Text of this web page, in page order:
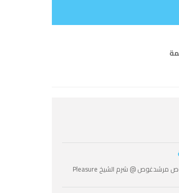
مرشدغوص مرشدغوص مرشدغوص @ شرم الشيخ Pleasure